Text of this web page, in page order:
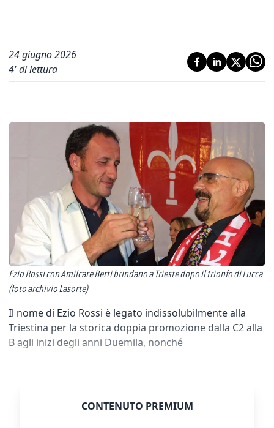
24 giugno 2026
4' di lettura
Ezio Rossi con Amilcare Berti brindano a Trieste dopo il trionfo di Lucca
(foto archivio Lasorte)
Il nome di Ezio Rossi è legato indissolubilmente alla
Triestina per la storica doppia promozione dalla C2 alla
B agli inizi degli anni Duemila, nonché
CONTENUTO PREMIUM